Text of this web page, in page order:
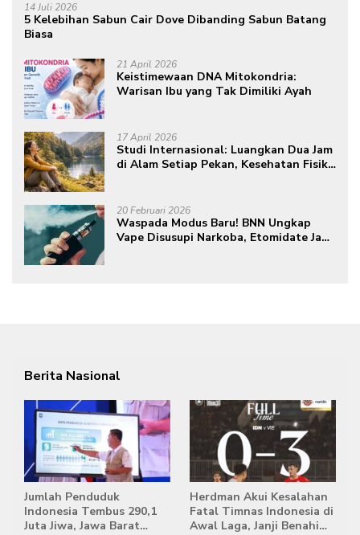
14 Juli 2026
5 Kelebihan Sabun Cair Dove Dibanding Sabun Batang
Biasa
21 April 2026
Keistimewaan DNA Mitokondria:
Warisan Ibu yang Tak Dimiliki Ayah
17 April 2026
Studi Internasional: Luangkan Dua Jam
di Alam Setiap Pekan, Kesehatan Fisik
20 Februari 2026
Waspada Modus Baru! BNN Ungkap
Vape Disusupi Narkoba, Etomidate Jadi
Berita Nasional
Jumlah Penduduk
Indonesia Tembus 290,1
Juta Jiwa, Jawa Barat
Herdman Akui Kesalahan
Fatal Timnas Indonesia di
Awal Laga, Janji Benahi